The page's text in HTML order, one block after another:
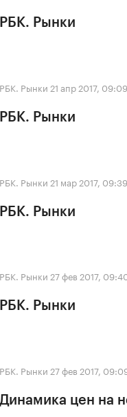
РБК. Рынки
РБК. Рынки 21 апр 2017, 09:09
РБК. Рынки
РБК. Рынки 21 мар 2017, 09:39
РБК. Рынки
РБК. Рынки 27 фев 2017,
РБК. Рынки
РБК. Рынки 27 фев 2017,
Динамика цен на